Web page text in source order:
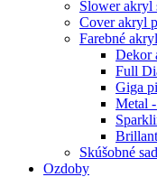
Slower akryl
Cover akryl
Farebné
Dekor
Full
Giga
Metal
Skúšobné
Ozdoby